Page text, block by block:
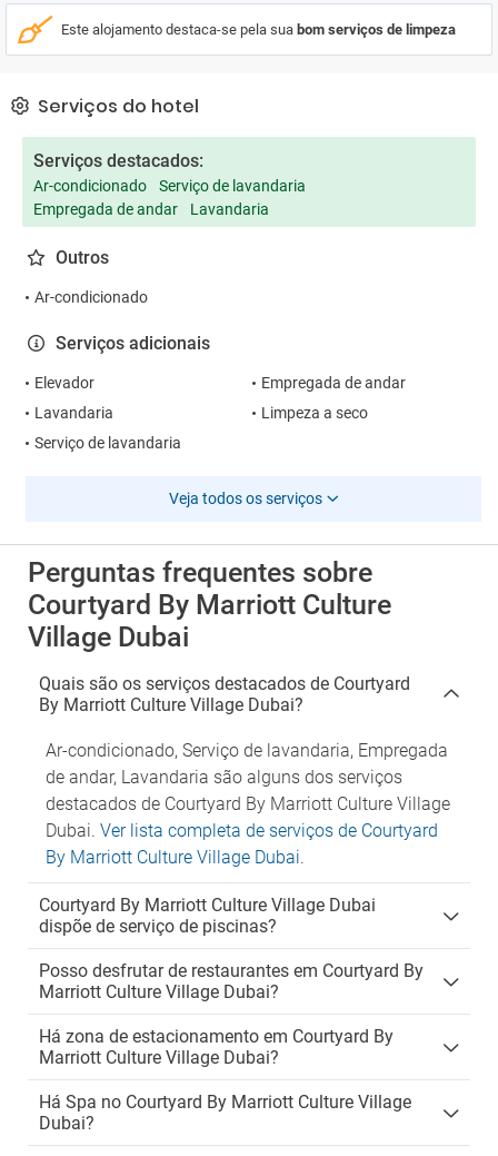
Este alojamento destaca-se pela sua bom serviços de limpeza
Serviços do hotel
Serviços destacados:
Ar-condicionado
Serviço de lavandaria
Empregada de andar
Lavandaria
Outros
Ar-condicionado
Serviços adicionais
Elevador
Empregada de andar
Lavandaria
Limpeza a seco
Serviço de lavandaria
Veja todos os serviços
Perguntas frequentes sobre
Courtyard By Marriott Culture
Village Dubai
Quais são os serviços destacados de Courtyard
By Marriott Culture Village Dubai?
Ar-condicionado, Serviço de lavandaria, Empregada
de andar, Lavandaria são alguns dos serviços
destacados de Courtyard By Marriott Culture Village
Dubai. Ver lista completa de serviços de Courtyard
By Marriott Culture Village Dubai.
Courtyard By Marriott Culture Village Dubai
dispõe de serviço de piscinas?
Posso desfrutar de restaurantes em Courtyard By
Marriott Culture Village Dubai?
Há zona de estacionamento em Courtyard By
Marriott Culture Village Dubai?
Há Spa no Courtyard By Marriott Culture Village
Dubai?